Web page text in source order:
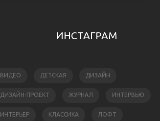
ИНСТАГРАМ
ВИДЕО ДЕТСКАЯ ДИЗАЙН
ДИЗАЙН-ПРОЕКТ ЖУРНАЛ ИНТЕРВЬЮ
ИНТЕРЬЕР КЛАССИКА ЛОФТ